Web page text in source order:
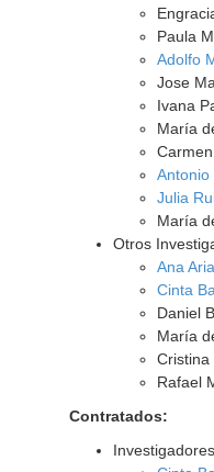
Paula
Adolfo
Jose
Ivana
María
Antonio
Julia
María
Otros
Ana
Cinta
Daniel
María
Cristina
Rafael
Contratados: